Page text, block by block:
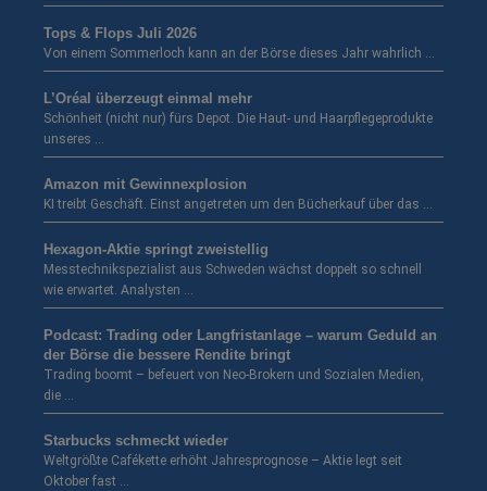
Tops & Flops Juli 2026
Von einem Sommerloch kann an der Börse dieses Jahr wahrlich …
L’Oréal überzeugt einmal mehr
Schönheit (nicht nur) fürs Depot. Die Haut- und Haarpflegeprodukte
unseres …
Amazon mit Gewinnexplosion
KI treibt Geschäft. Einst angetreten um den Bücherkauf über das …
Hexagon-Aktie springt zweistellig
Messtechnikspezialist aus Schweden wächst doppelt so schnell
wie erwartet. Analysten …
Podcast: Trading oder Langfristanlage – warum Geduld an
der Börse die bessere Rendite bringt
Trading boomt – befeuert von Neo-Brokern und Sozialen Medien,
die …
Starbucks schmeckt wieder
Weltgrößte Cafékette erhöht Jahresprognose – Aktie legt seit
Oktober fast …